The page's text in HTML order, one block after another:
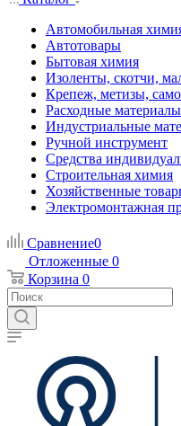
Автомобильная
Автотовары
Бытовая химия
Изоленты, скотчи,
Крепеж, метизы,
Расходные
Индустриальные
Ручной инструмент
Средства
Строительная химия
Хозяйственные
Электромонтажная
Сравнение0
Отложенные 0
Корзина 0